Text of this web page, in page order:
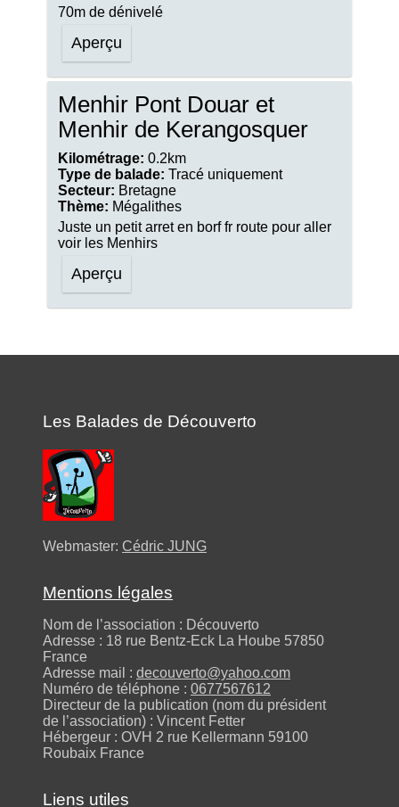
70m de dénivelé
Aperçu
Menhir Pont Douar et
Menhir de Kerangosquer
Kilométrage: 0.2km
Type de balade: Tracé uniquement
Secteur: Bretagne
Thème: Mégalithes
Juste un petit arret en borf fr route pour aller
voir les Menhirs
Aperçu
Les Balades de Découverto
Webmaster: Cédric JUNG
Mentions légales
Nom de l’association : Découverto
Adresse : 18 rue Bentz-Eck La Hoube 57850
France
Adresse mail : decouverto@yahoo.com
Numéro de téléphone : 0677567612
Directeur de la publication (nom du président
de l’association) : Vincent Fetter
Hébergeur : OVH 2 rue Kellermann 59100
Roubaix France
Liens utiles